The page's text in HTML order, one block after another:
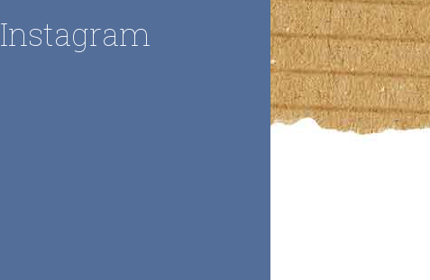
Instagram